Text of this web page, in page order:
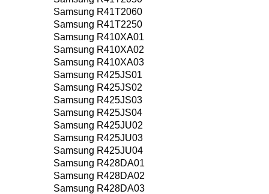
Samsung R41T2060
Samsung R41T2250
Samsung R410XA01
Samsung R410XA02
Samsung R410XA03
Samsung R425JS01
Samsung R425JS02
Samsung R425JS03
Samsung R425JS04
Samsung R425JU02
Samsung R425JU03
Samsung R425JU04
Samsung R428DA01
Samsung R428DA02
Samsung R428DA03